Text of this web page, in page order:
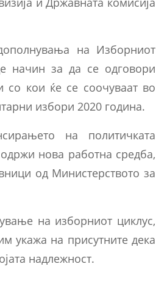
на Изборниот
начин за да се одговори
со кои ќе се соочуваат во
избори 2020 година.
на политичката
нова работна средба,
од Министерството за
на изборниот циклус,
укажа на присутните дека
надлежност.